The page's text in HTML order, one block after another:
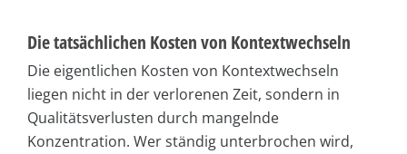
Die tatsächlichen Kosten von Kontextwechseln
Die eigentlichen Kosten von Kontextwechseln
liegen nicht in der verlorenen Zeit, sondern in
Qualitätsverlusten durch mangelnde
Konzentration. Wer ständig unterbrochen wird,